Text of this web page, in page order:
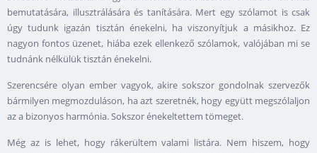
bemutatására, illusztrálására és tanítására. Mert egy szólamot is csak
úgy tudunk igazán tisztán énekelni, ha viszonyítjuk a másikhoz. Ez
nagyon fontos üzenet, hiába ezek ellenkező szólamok, valójában mi se
tudnánk nélkülük tisztán énekelni.
Szerencsére olyan ember vagyok, akire sokszor gondolnak szervezők
bármilyen megmozduláson, ha azt szeretnék, hogy együtt megszólaljon
az a bizonyos harmónia. Sokszor énekeltettem tömeget.
Még az is lehet, hogy rákerültem valami listára. Nem hiszem, hogy